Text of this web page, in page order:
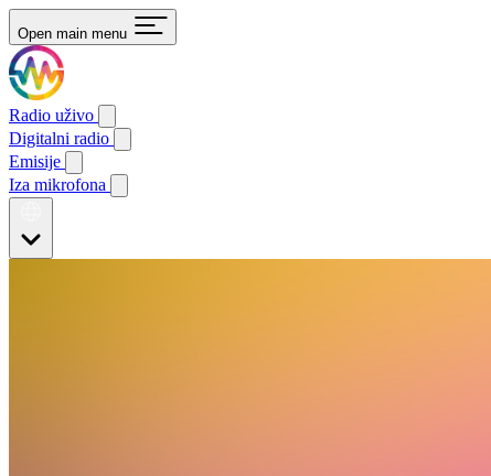
Open main menu
Radio uživo
Digitalni radio
Emisije
Iza mikrofona